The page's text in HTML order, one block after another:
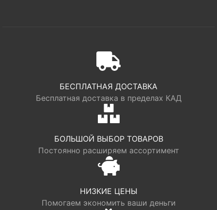
БЕСПЛАТНАЯ ДОСТАВКА
Бесплатная доставка в пределах КАД
БОЛЬШОЙ ВЫБОР ТОВАРОВ
Постоянно расширяем ассортимент
НИЗКИЕ ЦЕНЫ
Помогаем экономить ваши деньги